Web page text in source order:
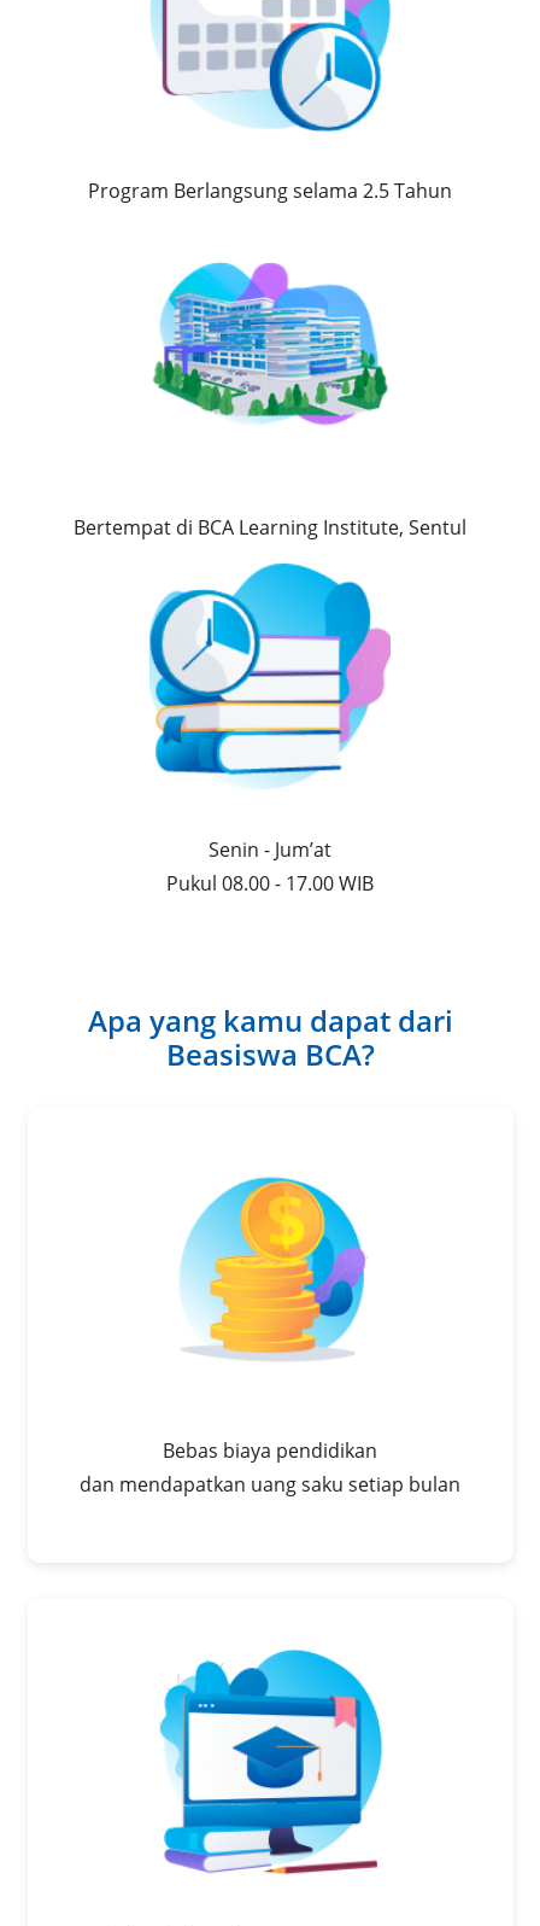
Program Berlangsung selama 2.5 Tahun
Bertempat di BCA Learning Institute, Sentul
Senin - Jum’at
Pukul 08.00 - 17.00 WIB
Apa yang kamu dapat dari
Beasiswa BCA?
Bebas biaya pendidikan
dan mendapatkan uang saku setiap bulan